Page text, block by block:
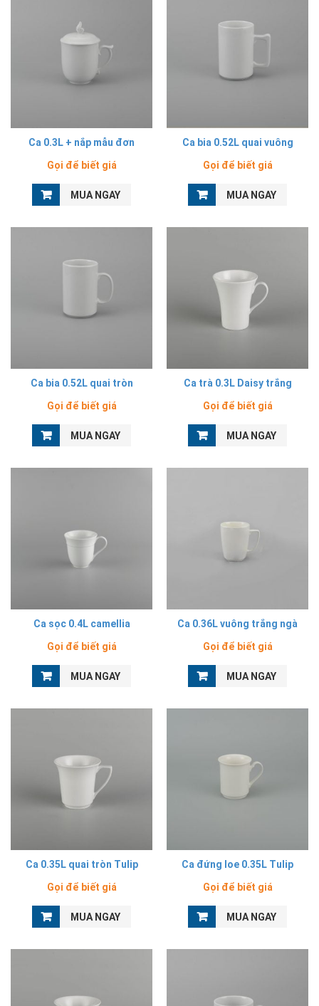
Ca 0.3L + nắp mẫu đơn
Gọi để biết giá
MUA NGAY
Ca bia 0.52L quai vuông
Gọi để biết giá
MUA NGAY
Ca bia 0.52L quai tròn
Gọi để biết giá
MUA NGAY
Ca trà 0.3L Daisy trắng
Gọi để biết giá
MUA NGAY
Ca sọc 0.4L camellia
Gọi để biết giá
MUA NGAY
Ca 0.36L vuông trắng ngà
Gọi để biết giá
MUA NGAY
Ca 0.35L quai tròn Tulip
Gọi để biết giá
MUA NGAY
Ca đứng loe 0.35L Tulip
Gọi để biết giá
MUA NGAY